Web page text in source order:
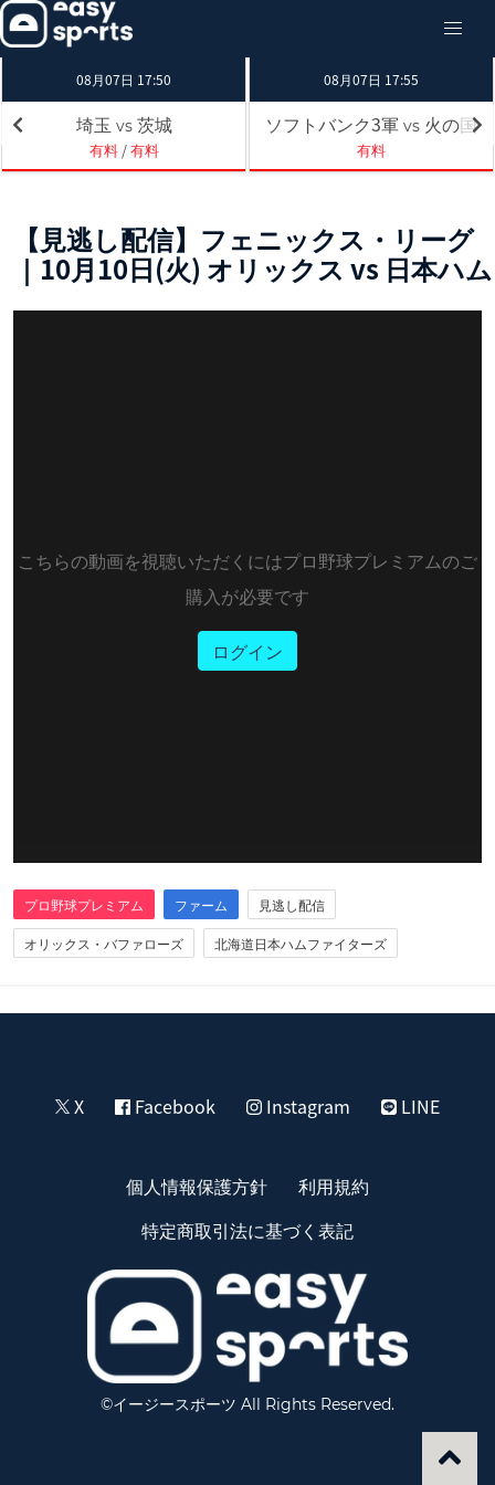
08月07日 17:50
埼玉 vs 茨城
有料/有料
08月07日 17:55
ソフトバンク3軍 vs 火の国
有料
【見逃し配信】フェニックス・リーグ
｜10月10日(火) オリックス vs 日本ハム
こちらの動画を視聴いただくにはプロ野球プレミアムのご
購入が必要です
ログイン
プロ野球プレミアム ファーム
見逃し配信
オリックス・バファローズ
北海道日本ハムファイターズ
X Facebook Instagram LINE
個人情報保護方針
利用規約
特定商取引法に基づく表記
©イージースポーツ All Rights Reserved.